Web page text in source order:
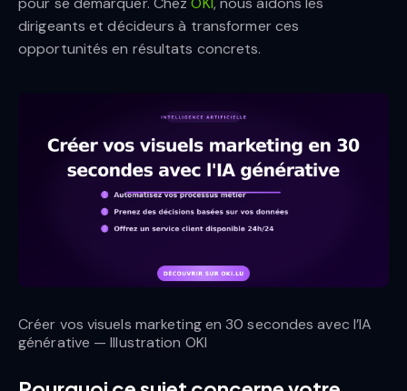
dirigeants et décideurs à transformer ces
opportunités en résultats concrets.
Créer vos visuels marketing en 30 secondes avec l’IA
générative — Illustration OKI